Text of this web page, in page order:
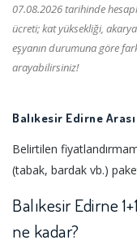
07.08.2026 tarihinde
ücreti; kat yüksekliği,
eşyanın durumuna göre
arayabilirsiniz!
Balıkesir Edirne
Belirtilen
(tabak, bardak vb.)
Balıkesir Edirne
ne kadar?